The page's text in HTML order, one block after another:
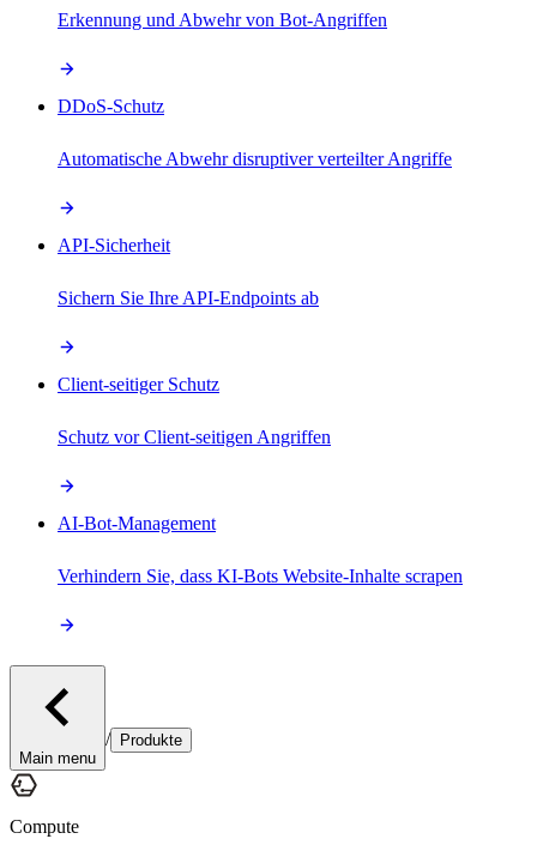
Erkennung und Abwehr von Bot-Angriffen
DDoS-Schutz
Automatische Abwehr disruptiver verteilter Angriffe
API-Sicherheit
Sichern Sie Ihre API-Endpoints ab
Client-seitiger Schutz
Schutz vor Client-seitigen Angriffen
AI-Bot-Management
Verhindern Sie, dass KI-Bots Website-Inhalte scrapen
Main menu
/ Produkte
Compute